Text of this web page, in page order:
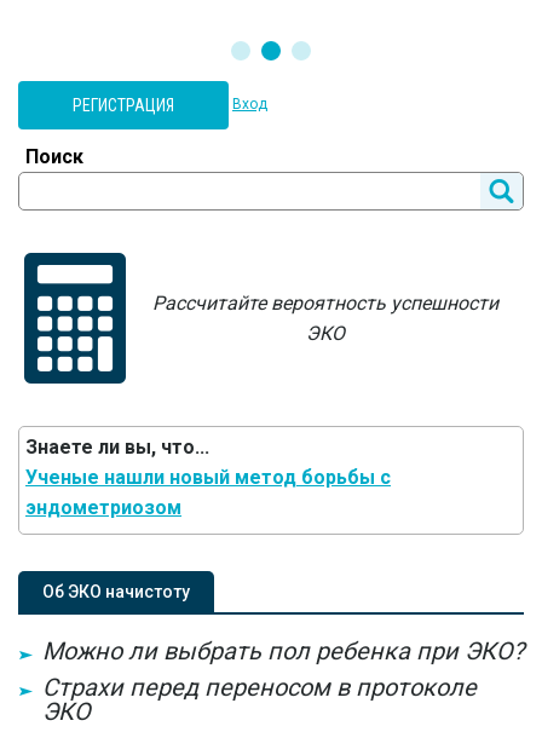
РЕГИСТРАЦИЯ Вход
Поиск
Рассчитайте вероятность успешности
ЭКО
Знаете ли вы, что...
Ученые нашли новый метод борьбы с
эндометриозом
Об ЭКО начистоту
Можно ли выбрать пол ребенка при ЭКО?
Страхи перед переносом в протоколе
ЭКО